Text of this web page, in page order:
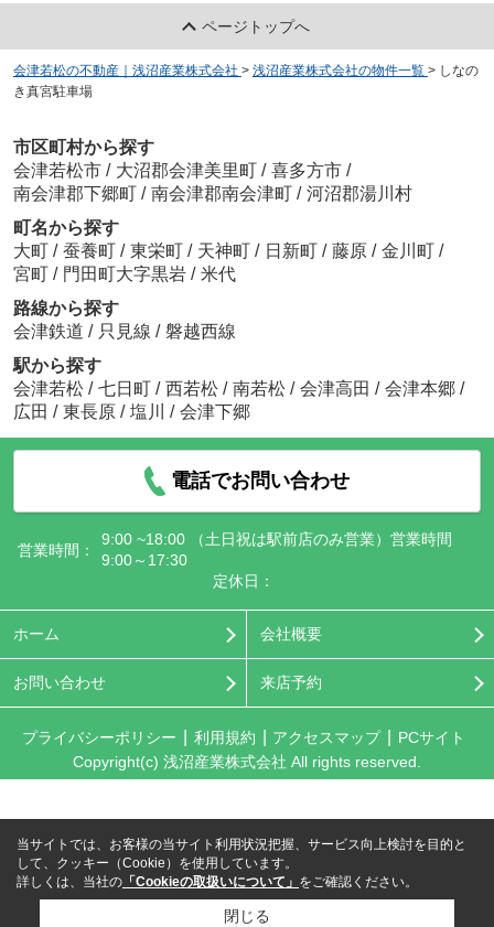
ページトップへ
会津若松の不動産｜浅沼産業株式会社 > 浅沼産業株式会社の物件一覧 > しなの
き真宮駐車場
市区町村から探す
会津若松市 / 大沼郡会津美里町 / 喜多方市 /
南会津郡下郷町 / 南会津郡南会津町 / 河沼郡湯川村
町名から探す
大町 / 蚕養町 / 東栄町 / 天神町 / 日新町 / 藤原 / 金川町 /
宮町 / 門田町大字黒岩 / 米代
路線から探す
会津鉄道 / 只見線 / 磐越西線
駅から探す
会津若松 / 七日町 / 西若松 / 南若松 / 会津高田 / 会津本郷 /
広田 / 東長原 / 塩川 / 会津下郷
電話でお問い合わせ
営業時間：
9:00 ~18:00 （土日祝は駅前店のみ営業）営業時間
9:00～17:30
定休日：
ホーム 会社概要
お問い合わせ 来店予約
プライバシーポリシー 利用規約 アクセスマップ
PCサイト
Copyright(c) 浅沼産業株式会社 All rights reserved.
当サイトでは、お客様の当サイト利用状況把握、サービス向上検討を目的と
して、クッキー（Cookie）を使用しています。
詳しくは、当社の 「Cookieの取扱いについて」 をご確認ください。
閉じる